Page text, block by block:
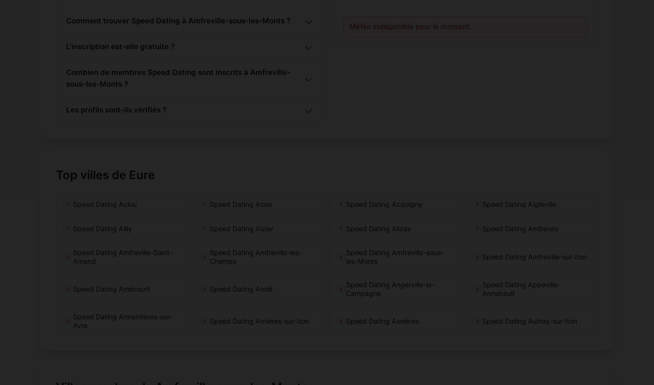
Comment trouver Speed Dating à Amfreville-sous-les-Monts ?
L'inscription est-elle gratuite ?
Combien de membres Speed Dating sont inscrits à Amfreville-
sous-les-Monts ?
Les profils sont-ils vérifiés ?
Météo indisponible pour le moment.
Top villes de Eure
Speed Dating Aclou Speed Dating Acon Speed Dating Acquigny Speed Dating Aigleville
Speed Dating Ailly Speed Dating Aizier Speed Dating Alizay Speed Dating Ambenay
Speed Dating Amfreville-Saint-
Amand
Speed Dating Amfreville-les-
Champs
Speed Dating Amfreville-sous-
les-Monts
Speed Dating Amfreville-sur-Iton
Speed Dating Amécourt Speed Dating Andé
Speed Dating Angerville-la-
Campagne
Speed Dating Appeville-
Annebault
Speed Dating Armentières-sur-
Avre
Speed Dating Arnières-sur-Iton Speed Dating Asnières Speed Dating Aulnay-sur-Iton